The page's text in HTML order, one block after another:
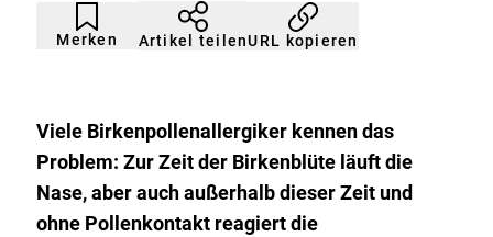
Merken
Artikel
nicht
gemerkt
Durch
Klicken
der
Artikel teilenURL kopieren
Viele Birkenpollenallergiker kennen das
Problem: Zur Zeit der Birkenblüte läuft die
Nase, aber auch außerhalb dieser Zeit und
ohne Pollenkontakt reagiert die